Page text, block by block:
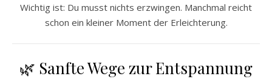
Wichtig ist: Du musst nichts erzwingen. Manchmal reicht
schon ein kleiner Moment der Erleichterung.
🌿 Sanfte Wege zur Entspannung